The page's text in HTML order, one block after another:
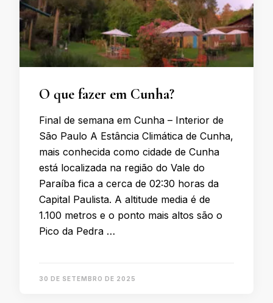
O que fazer em Cunha?
Final de semana em Cunha – Interior de
São Paulo A Estância Climática de Cunha,
mais conhecida como cidade de Cunha
está localizada na região do Vale do
Paraíba fica a cerca de 02:30 horas da
Capital Paulista. A altitude media é de
1.100 metros e o ponto mais altos são o
Pico da Pedra …
30 DE SETEMBRO DE 2025